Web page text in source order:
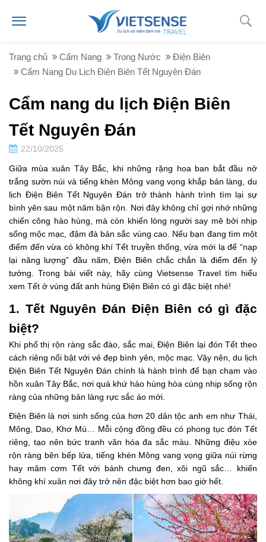
Trang chủ Cẩm Nang Trong Nước
Điện Biên
Cẩm Nang Du Lịch Điện Biên Tết Nguyên Đán
Cẩm nang du lịch Điện Biên
Tết Nguyên Đán
22/10/2025
Giữa mùa xuân Tây Bắc, khi những rặng hoa ban bắt đầu nở
trắng sườn núi và tiếng khèn Mông vang vọng khắp bản làng, du
lịch Điện Biên Tết Nguyên Đán trở thành hành trình tìm lại sự
bình yên sau một năm bận rộn. Nơi đây không chỉ gợi nhớ những
chiến công hào hùng, mà còn khiến lòng người say mê bởi nhịp
sống mộc mạc, đậm đà bản sắc vùng cao. Nếu bạn đang tìm một
điểm đến vừa có không khí Tết truyền thống, vừa mới lạ để “nạp
lại năng lượng” đầu năm, Điện Biên chắc chắn là điểm đến lý
tưởng. Trong bài viết này, hãy cùng Vietsense Travel tìm hiểu
xem Tết ở vùng đất anh hùng Điện Biên có gì đặc biệt nhé!
1. Tết Nguyên Đán Điện Biên có gì đặc
biệt?
Khi phố thị rộn ràng sắc đào, sắc mai, Điện Biên lại đón Tết theo
cách riêng nổi bật với vẻ đẹp bình yên, mộc mạc. Vậy nên, du lịch
Điện Biên Tết Nguyên Đán chính là hành trình để bạn chạm vào
hồn xuân Tây Bắc, nơi quá khứ hào hùng hòa cùng nhịp sống rộn
ràng của những bản làng rực sắc áo mới.
Điện Biên là nơi sinh sống của hơn 20 dân tộc anh em như Thái,
Mông, Dao, Khơ Mú… Mỗi cộng đồng đều có phong tục đón Tết
riêng, tạo nên bức tranh văn hóa đa sắc màu. Những điệu xòe
rộn ràng bên bếp lửa, tiếng khèn Mông vang vọng giữa núi rừng
hay mâm cơm Tết với bánh chưng đen, xôi ngũ sắc… khiến
không khí xuân nơi đây trở nên đặc biệt hơn bao giờ hết.